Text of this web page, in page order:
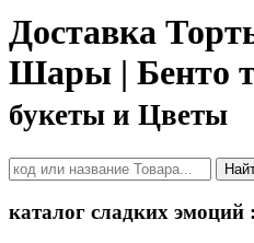
Доставка
Шары | Бенто
букеты и Цветы
каталог сладких эмоций